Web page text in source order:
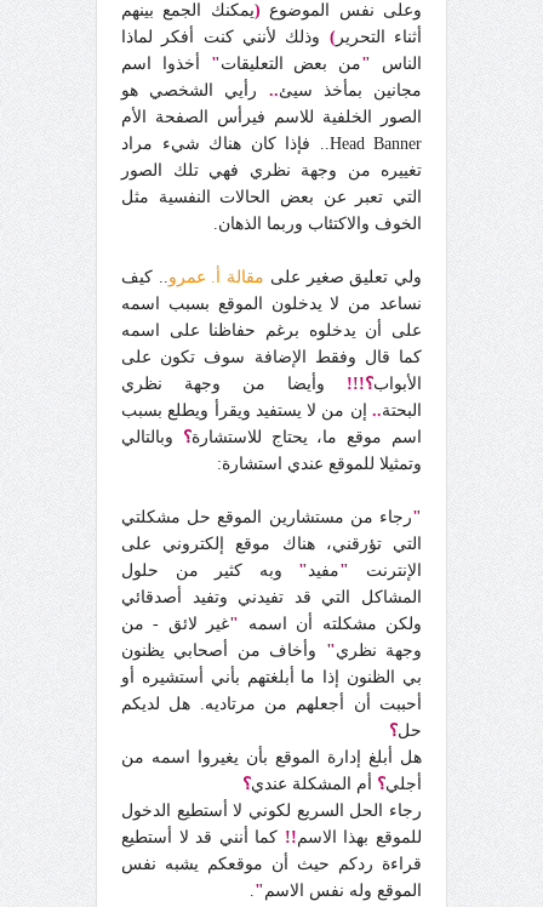
وعلى نفس الموضوع (يمكنك الجمع بينهم
أثناء التحرير) وذلك لأنني كنت أفكر لماذا
الناس "من بعض التعليقات" أخذوا اسم
مجانين بمأخذ سيئ.. رأيي الشخصي هو
الصور الخلفية للاسم فيرأس الصفحة الأم
Head Banner.. فإذا كان هناك شيء مراد
تغييره من وجهة نظري فهي تلك الصور
التي تعبر عن بعض الحالات النفسية مثل
الخوف والاكتئاب وربما الذهان.
ولي تعليق صغير على مقالة أ. عمرو.. كيف
نساعد من لا يدخلون الموقع بسبب اسمه
على أن يدخلوه برغم حفاظنا على اسمه
كما قال وفقط الإضافة سوف تكون على
الأبواب؟!!! وأيضا من وجهة نظري
البحتة.. إن من لا يستفيد ويقرأ ويطلع بسبب
اسم موقع ما، يحتاج للاستشارة؟ وبالتالي
وتمثيلا للموقع عندي استشارة:
"رجاء من مستشارين الموقع حل مشكلتي
التي تؤرقني، هناك موقع إلكتروني على
الإنترنت "مفيد" وبه كثير من حلول
المشاكل التي قد تفيدني وتفيد أصدقائي
ولكن مشكلته أن اسمه "غير لائق - من
وجهة نظري" وأخاف من أصحابي يظنون
بي الظنون إذا ما أبلغتهم بأني أستشيره أو
أحببت أن أجعلهم من مرتاديه. هل لديكم
حل؟
هل أبلغ إدارة الموقع بأن يغيروا اسمه من
أجلي؟ أم المشكلة عندي؟
رجاء الحل السريع لكوني لا أستطيع الدخول
للموقع بهذا الاسم!! كما أنني قد لا أستطيع
قراءة ردكم حيث أن موقعكم يشبه نفس
الموقع وله نفس الاسم"
.